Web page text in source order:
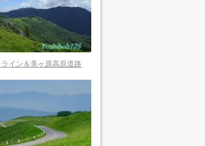
イン＆美ヶ原高原道路